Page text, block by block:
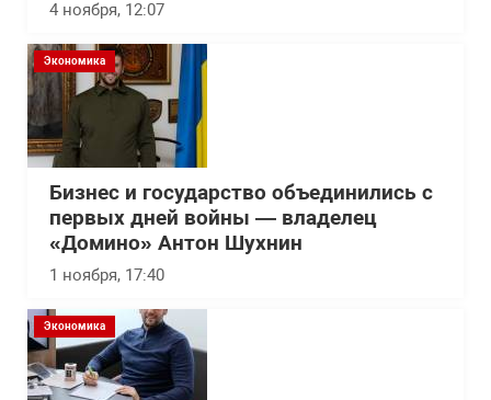
4 ноября, 12:07
Экономика
Бизнес и государство объединились с
первых дней войны — владелец
«Домино» Антон Шухнин
1 ноября, 17:40
Экономика